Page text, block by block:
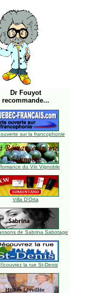
Dr Fouyot
recommande...
sur la francophonie
du Vin Vignoble
Villa D'Orta
de Sabrina Sabotage
la rue St-Denis